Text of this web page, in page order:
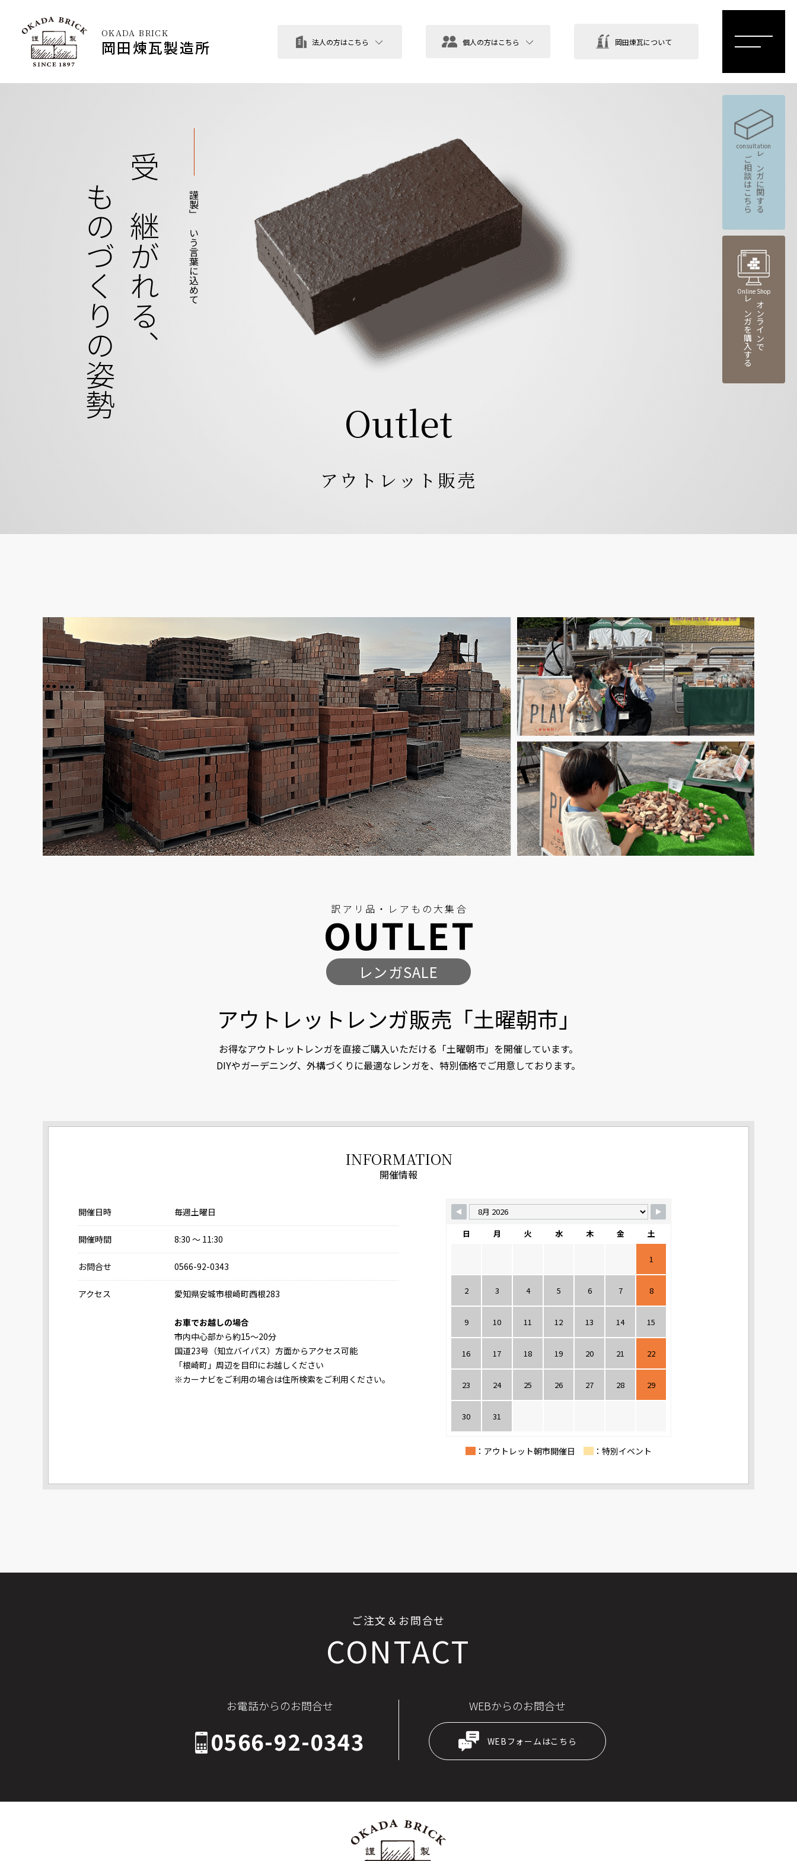
OKADA BRICK
岡田煉瓦製造所 法人の方はこちら 個人の方はこちら 岡田煉瓦について
Outlet
アウトレット販売
「謹製」という言葉に込めて
受け継がれる、
ものづくりの姿勢
訳アリ品・レアもの大集合
OUTLET
レンガSALE
アウトレットレンガ販売「土曜朝市」
お得なアウトレットレンガを直接ご購入いただける 「土曜朝市」を開催しています。
DIYやガーデニング、外構づくりに最適なレンガを、 特別価格でご用意しております。
INFORMATION
開催情報
開催日時 毎週土曜日
開催時間 8:30 ～ 11:30
お問合せ 0566-92-0343
アクセス 愛知県安城市根崎町西根283
お車でお越しの場合
市内中心部から約15～20分
国道23号（知立バイパス）方面からアクセス可能
「根崎町」周辺を目印にお越しください
※カーナビをご利用の場合は住所検索をご利用ください。
日 月 火 水 木 金 土
1
2 3 4 5 6 7 8
9 10 11 12 13 14 15
16 17 18 19 20 21 22
23 24 25 26 27 28 29
30 31
：アウトレット朝市開催日 ：特別イベント
ご注文＆お問合せ
CONTACT
お電話からのお問合せ
0566-92-0343
WEBからのお問合せ
WEBフォームはこちら
consultation
レンガに関する
ご相談はこちら
Online Shop
オンラインで
レンガを購入する